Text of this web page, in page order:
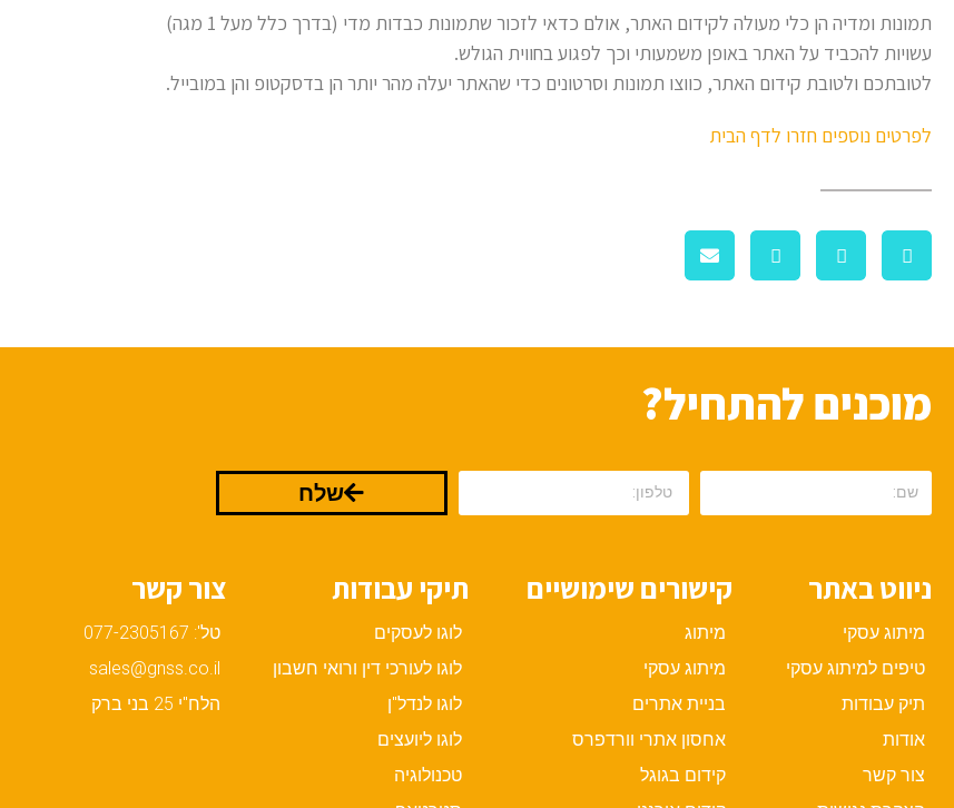
תמונות ומדיה הן כלי מעולה לקידום האתר, אולם כדאי לזכור שתמונות כבדות מדי (בדרך כלל מעל 1 מגה)
עשויות להכביד על האתר באופן משמעותי וכך לפגוע בחווית הגולש.
לטובתכם ולטובת קידום האתר, כווצו תמונות וסרטונים כדי שהאתר יעלה מהר יותר הן בדסקטופ והן במובייל.
לפרטים נוספים חזרו לדף הבית
מוכנים להתחיל?
שלח
ניווט באתר
מיתוג עסקי
טיפים למיתוג עסקי
תיק עבודות
אודות
צור קשר
קישורים שימושיים
מיתוג
מיתוג עסקי
בניית אתרים
אחסון אתרי וורדפרס
קידום בגוגל
תיקי עבודות
לוגו לעסקים
לוגו לעורכי דין ורואי חשבון
לוגו לנדל"ן
לוגו ליועצים
טכנולוגיה
צור קשר
טל': 077-2305167
sales@gnss.co.il
הלח"י 25 בני ברק